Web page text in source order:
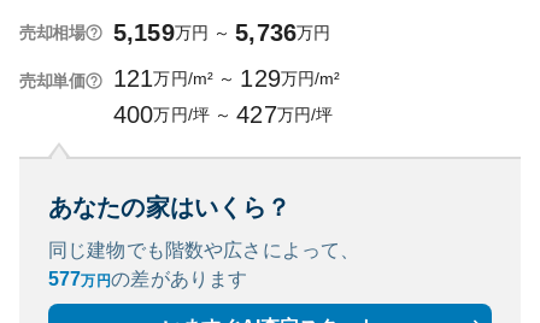
売却相場 5,159万円 ～ 5,736万円
売却単価 121万円/m² ～ 129万円/m²
400万円/坪 ～ 427万円/坪
あなたの家はいくら？
同じ建物でも階数や広さによって、
577万円の差があります